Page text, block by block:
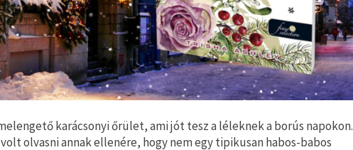
karácsonyi őrület, ami jót tesz a léleknek a borús napokon.
olvasni annak ellenére, hogy nem egy tipikusan habos-babos